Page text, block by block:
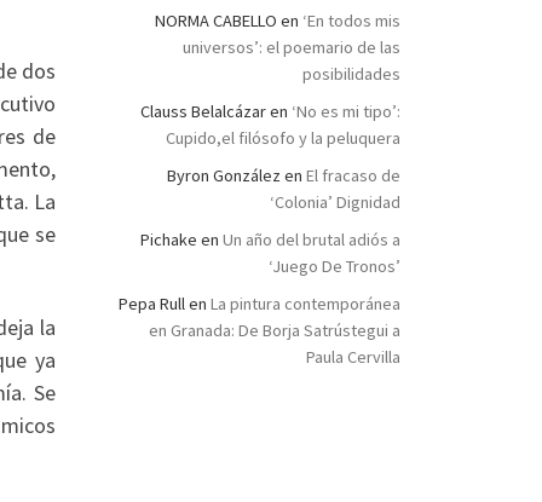
dos
de
La
se
la
ya
Se
NORMA CABELLO en ‘En todos mis
universos’: el poemario de las
posibilidades
Clauss Belalcázaren ‘No es mi tipo’:
Cupido,el filósofo y la peluquera
Byron González en El fracaso de
‘Colonia’ Dignidad
Pichake en Un año del brutal adiós a
‘Juego De Tronos’
Pepa Rullen La pintura contemporánea
en Granada: De Borja Satrústegui a
Paula Cervilla